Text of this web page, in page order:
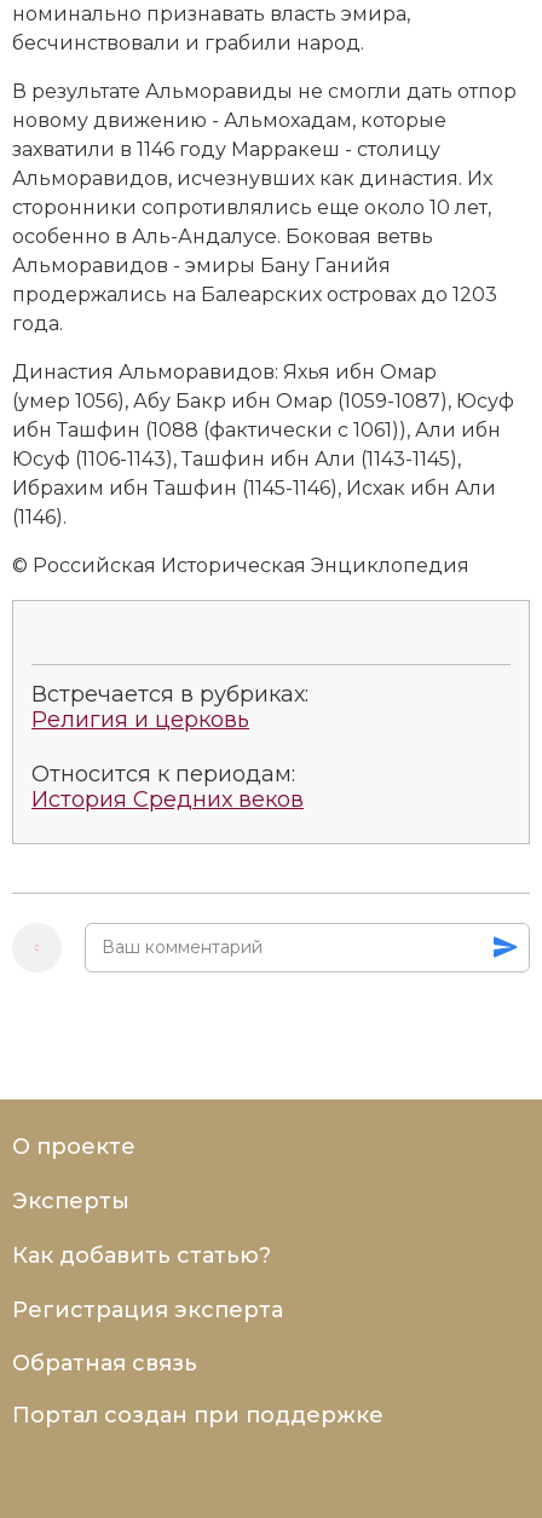
Нумизматика
Общественные объединения и организации
Политическая история
Революции и народные движения
Религия и церковь
Северная Америка
Социально-экономическая история
Специальные исторические дисциплины
СССР
номинально признавать власть эмира,
бесчинствовали и грабили народ.
В результате Альморавиды не смогли дать отпор
новому движению - Альмохадам, которые
захватили в 1146 году Марракеш - столицу
Альморавидов, исчезнувших как династия. Их
сторонники сопротивлялись еще около 10 лет,
особенно в Аль-Андалусе. Боковая ветвь
Альморавидов - эмиры Бану Ганийя
продержались на Балеарских островах до 1203
года.
Династия Альморавидов: Яхья ибн Омар
(умер 1056), Абу Бакр ибн Омар (1059-1087), Юсуф
ибн Ташфин (1088 (фактически с 1061)), Али ибн
Юсуф (1106-1143), Ташфин ибн Али (1143-1145),
Ибрахим ибн Ташфин (1145-1146), Исхак ибн Али
(1146).
© Российская Историческая Энциклопедия
Встречается в рубриках:
Религия и церковь
Относится к периодам:
История Средних веков
О проекте
Эксперты
Как добавить статью?
Регистрация эксперта
Обратная связь
Портал создан при поддержке